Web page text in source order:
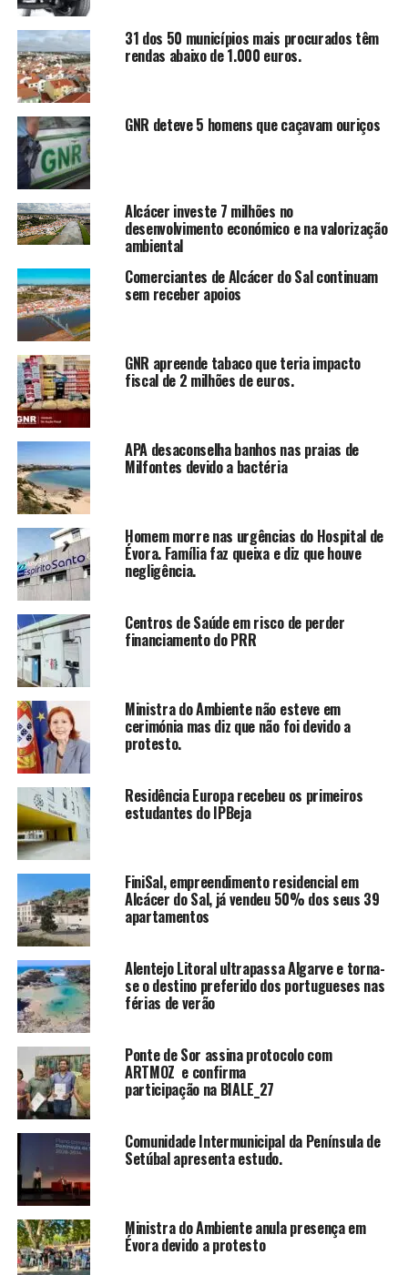
31 dos 50 municípios mais procurados têm
rendas abaixo de 1.000 euros.
GNR deteve 5 homens que caçavam ouriços
Alcácer investe 7 milhões no
desenvolvimento económico e na valorização
ambiental
Comerciantes de Alcácer do Sal continuam
sem receber apoios
GNR apreende tabaco que teria impacto
fiscal de 2 milhões de euros.
APA desaconselha banhos nas praias de
Milfontes devido a bactéria
Homem morre nas urgências do Hospital de
Évora. Família faz queixa e diz que houve
negligência.
Centros de Saúde em risco de perder
financiamento do PRR
Ministra do Ambiente não esteve em
cerimónia mas diz que não foi devido a
protesto.
Residência Europa recebeu os primeiros
estudantes do IPBeja
FiniSal, empreendimento residencial em
Alcácer do Sal, já vendeu 50% dos seus 39
apartamentos
Alentejo Litoral ultrapassa Algarve e torna-
se o destino preferido dos portugueses nas
férias de verão
Ponte de Sor assina protocolo com
ARTMOZ e confirma
participação na BIALE_27
Comunidade Intermunicipal da Península de
Setúbal apresenta estudo.
Ministra do Ambiente anula presença em
Évora devido a protesto